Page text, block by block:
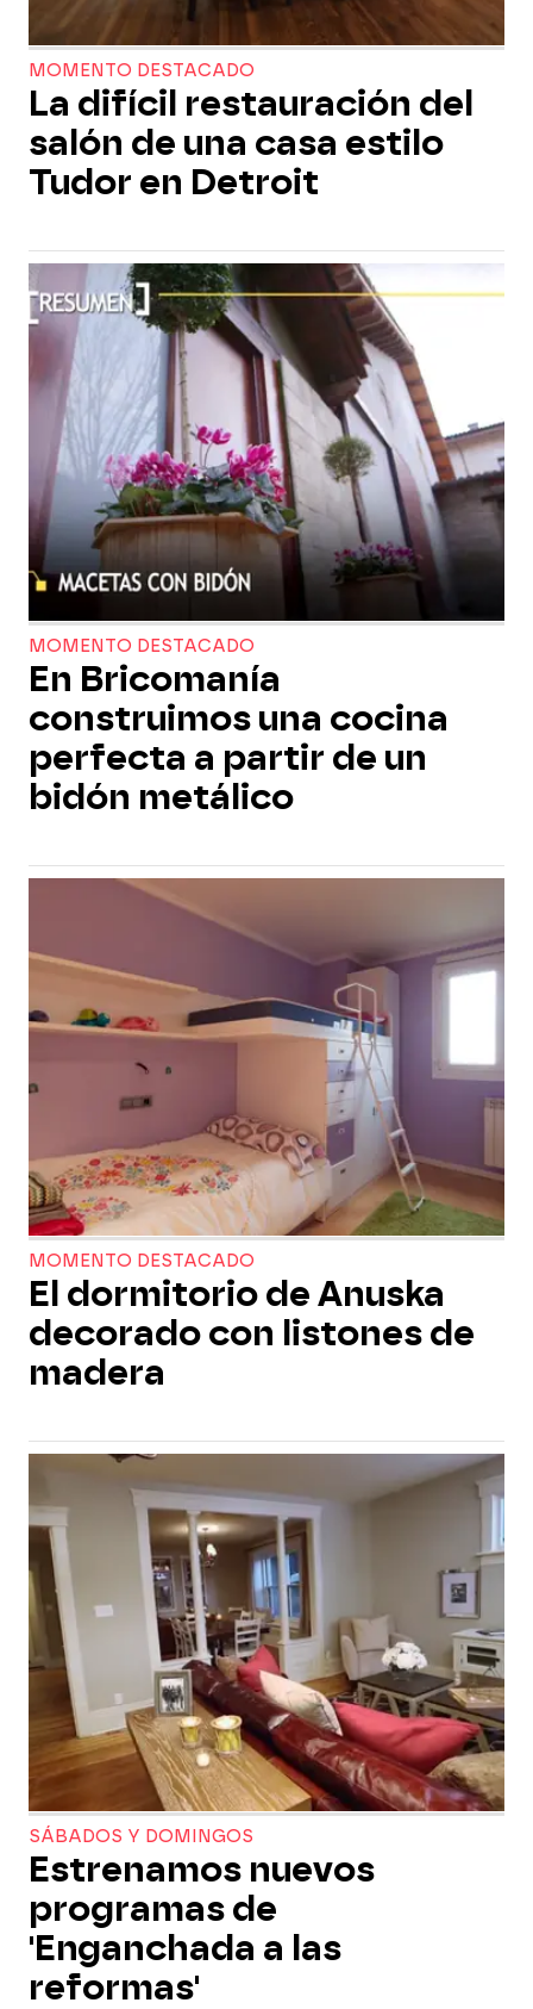
MOMENTO DESTACADO
La difícil restauración del
salón de una casa estilo
Tudor en Detroit
MOMENTO DESTACADO
En Bricomanía
construimos una cocina
perfecta a partir de un
bidón metálico
MOMENTO DESTACADO
El dormitorio de Anuska
decorado con listones de
madera
SÁBADOS Y DOMINGOS
Estrenamos nuevos
programas de
'Enganchada a las
reformas'